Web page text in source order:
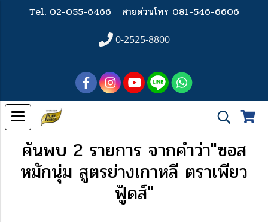
Tel. 02-055-6466 สายด่วนโทร 081-546-6606
0-2525-8800
ค้นพบ 2 รายการ จากคำว่า"ซอส
หมักนุ่ม สูตรย่างเกาหลี ตราเพียว
ฟู้ดส์"